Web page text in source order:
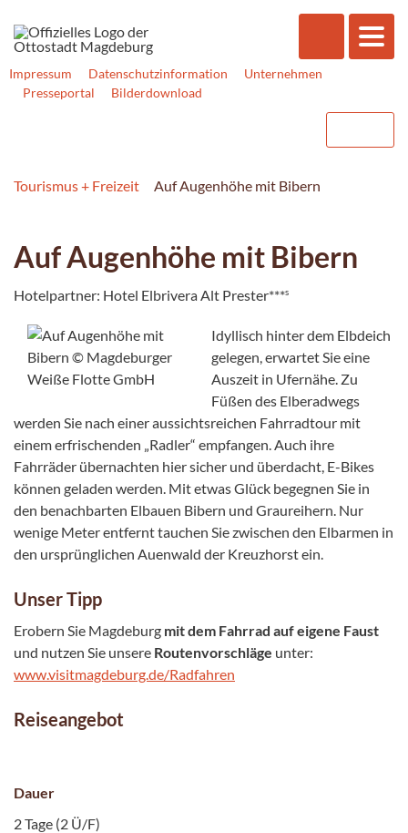
Impressum Datenschutzinformation
Unternehmen
Presseportal
Bilderdownload
Tourismus + Freizeit Auf Augenhöhe mit Bibern
Auf Augenhöhe mit Bibern
Hotelpartner: Hotel Elbrivera Alt Prester***s
Idyllisch hinter dem Elbdeich
gelegen, erwartet Sie eine
Auszeit in Ufernähe. Zu
Füßen des Elberadwegs
werden Sie nach einer aussichtsreichen Fahrradtour mit
einem erfrischenden „Radler“ empfangen. Auch ihre
Fahrräder übernachten hier sicher und überdacht, E-Bikes
können geladen werden. Mit etwas Glück begegnen Sie in
den benachbarten Elbauen Bibern und Graureihern. Nur
wenige Meter entfernt tauchen Sie zwischen den Elbarmen in
den ursprünglichen Auenwald der Kreuzhorst ein.
Unser Tipp
Erobern Sie Magdeburg mit dem Fahrrad auf eigene Faust
und nutzen Sie unsere Routenvorschläge unter:
www.visitmagdeburg.de/Radfahren
Reiseangebot
Dauer
2 Tage (2 Ü/F)